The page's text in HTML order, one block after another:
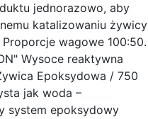
jednorazowo, aby
katalizowaniu żywicy
wagowe 100:50.
Wysoce reaktywna
Epoksydowa / 750
jak woda –
system epoksydowy